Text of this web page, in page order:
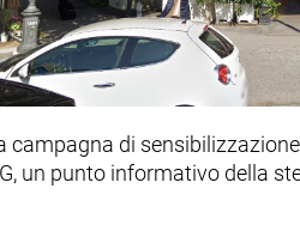
campagna di
un punto informativo della